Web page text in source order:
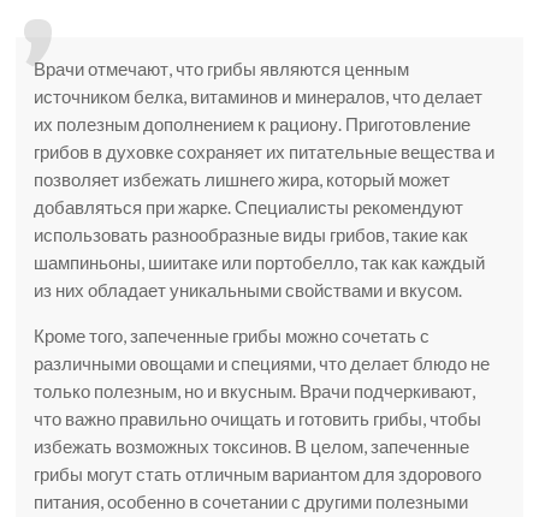
Врачи отмечают, что грибы являются ценным
источником белка, витаминов и минералов, что делает
их полезным дополнением к рациону. Приготовление
грибов в духовке сохраняет их питательные вещества и
позволяет избежать лишнего жира, который может
добавляться при жарке. Специалисты рекомендуют
использовать разнообразные виды грибов, такие как
шампиньоны, шиитаке или портобелло, так как каждый
из них обладает уникальными свойствами и вкусом.
Кроме того, запеченные грибы можно сочетать с
различными овощами и специями, что делает блюдо не
только полезным, но и вкусным. Врачи подчеркивают,
что важно правильно очищать и готовить грибы, чтобы
избежать возможных токсинов. В целом, запеченные
грибы могут стать отличным вариантом для здорового
питания, особенно в сочетании с другими полезными